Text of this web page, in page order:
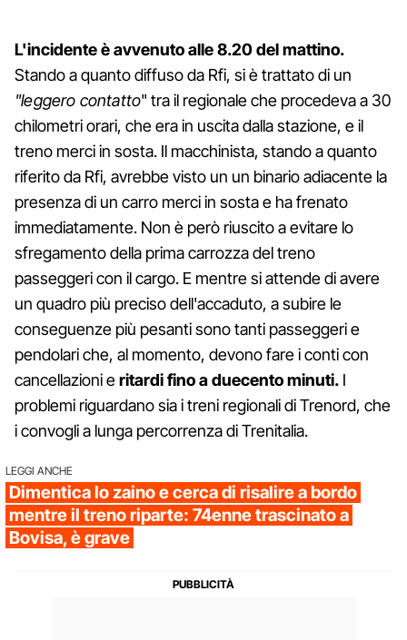
L'incidente è avvenuto alle 8.20 del mattino.
Stando a quanto diffuso da Rfi, si è trattato di un
"leggero contatto" tra il regionale che procedeva a 30
chilometri orari, che era in uscita dalla stazione, e il
treno merci in sosta. Il macchinista, stando a quanto
riferito da Rfi, avrebbe visto un un binario adiacente la
presenza di un carro merci in sosta e ha frenato
immediatamente. Non è però riuscito a evitare lo
sfregamento della prima carrozza del treno
passeggeri con il cargo. E mentre si attende di avere
un quadro più preciso dell'accaduto, a subire le
conseguenze più pesanti sono tanti passeggeri e
pendolari che, al momento, devono fare i conti con
cancellazioni eritardi fino a duecento minuti. I
problemi riguardano sia i treni regionali di Trenord, che
i convogli a lunga percorrenza di Trenitalia.
LEGGI ANCHE
Dimentica lo zaino e cerca di risalire a bordo
mentre il treno riparte: 74enne trascinato a
Bovisa, è grave